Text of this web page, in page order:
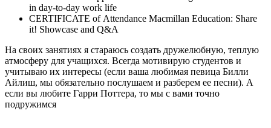
in day-to-day work life
CERTIFICATE of Attendance Macmillan Education: Share
it! Showcase and Q&A
На своих занятиях я стараюсь создать дружелюбную, теплую
атмосферу для учащихся. Всегда мотивирую студентов и
учитываю их интересы (если ваша любимая певица Билли
Айлиш, мы обязательно послушаем и разберем ее песни). А
если вы любите Гарри Поттера, то мы с вами точно
подружимся